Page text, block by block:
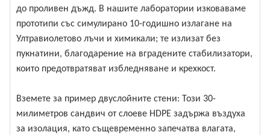
до проливен дъжд. В нашите лаборатории изковаваме
прототипи със симулирано 10-годишно излагане на
Ултравиолетово лъчи и химикали; те излизат без
пукнатини, благодарение на вградените стабилизатори,
които предотвратяват избледняване и крехкост.
Вземете за пример двуслойните стени: Този 30-
милиметров сандвич от слоеве HDPE задържа въздуха
за изолация, като същевременно запечатва влагата,